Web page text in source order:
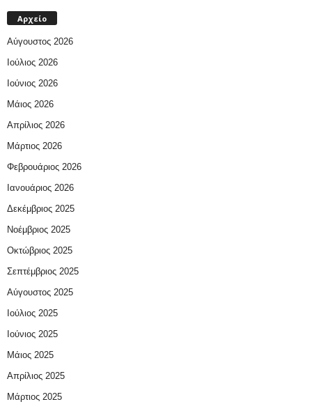
Αρχείο
Αύγουστος 2026
Ιούλιος 2026
Ιούνιος 2026
Μάιος 2026
Απρίλιος 2026
Μάρτιος 2026
Φεβρουάριος 2026
Ιανουάριος 2026
Δεκέμβριος 2025
Νοέμβριος 2025
Οκτώβριος 2025
Σεπτέμβριος 2025
Αύγουστος 2025
Ιούλιος 2025
Ιούνιος 2025
Μάιος 2025
Απρίλιος 2025
Μάρτιος 2025